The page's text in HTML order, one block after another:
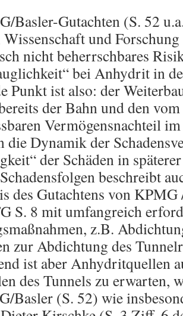
Basler-Gutachten (S. 52
Wissenschaft und
nicht beherrschbares
bei Anhydrit in
Punkt ist also: der
der Bahn und den
Vermögensnachteil
die Dynamik der
der Schäden in
beschreibt
des Gutachtens von
S. 8 mit umfangreich
z.B.
zur Abdichtung des
ist aber Anhydritquellen
des Tunnels zu erwarten,
Basler (S. 52) wie